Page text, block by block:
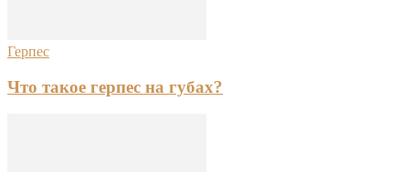
Герпес
Что такое герпес на губах?